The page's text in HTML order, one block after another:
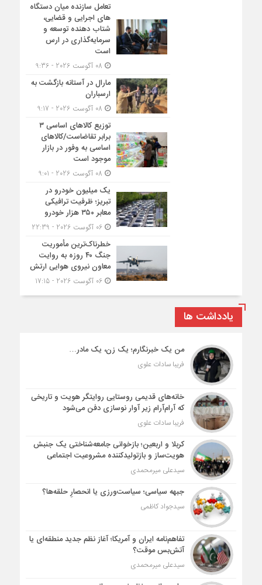
تعامل سازنده میان دستگاه‌
های اجرایی و قضایی،
شتاب‌ دهنده توسعه و
سرمایه‌گذاری در ارس
است
مارال در آستانه بازگشت به
ارسباران
توزیع کالاهای اساسی ۳
برابر تقاضاست/کالاهای
اساسی به وفور در بازار
موجود است
یک میلیون خودرو در
تبریز؛ ظرفیت ترافیکی
معابر ۳۵۰ هزار خودرو
06 آگوست 2026 - 22:39
خطرناک‌ترین مأموریت
جنگ ۴۰ روزه به روایت
معاون نیروی هوایی ارتش
06 آگوست 2026 - 17:15
یادداشت ها
من یک خبرنگارم؛ یک زن، یک مادر…
فریبا سادات علوی
خانه‌های قدیمی روستایی روایتگر هویت و تاریخی
که آرام‌آرام زیر آوار نوسازی دفن می‌شود
فریبا سادات علوی
کربلا و اربعین؛ بازخوانی جامعه‌شناختی یک جنبش
هویت‌ساز و بازتولیدکننده مشروعیت اجتماعی
سیدعلی میرمحمدی
جبهه سیاسی؛ سیاست‌ورزی یا انحصارِ حلقه‌ها؟
سیدجواد کاظمی
تفاهم‌نامه ایران و آمریکا؛ آغاز نظم جدید منطقه‌ای یا
آتش‌بس موقت؟
سیدعلی میرمحمدی